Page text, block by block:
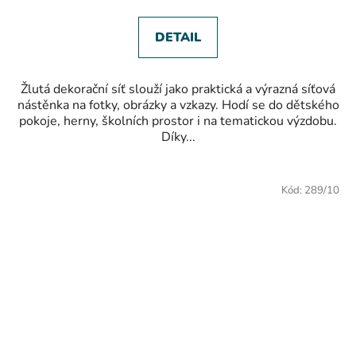
5
hvězdiček.
DETAIL
Žlutá dekorační síť slouží jako praktická a výrazná síťová
nástěnka na fotky, obrázky a vzkazy. Hodí se do dětského
pokoje, herny, školních prostor i na tematickou výzdobu.
Díky...
Kód: 289/10